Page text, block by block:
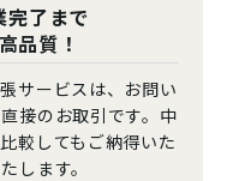
完了まで
品質！
サービスは、お問い
接のお取引です。中
較してもご納得いた
します。